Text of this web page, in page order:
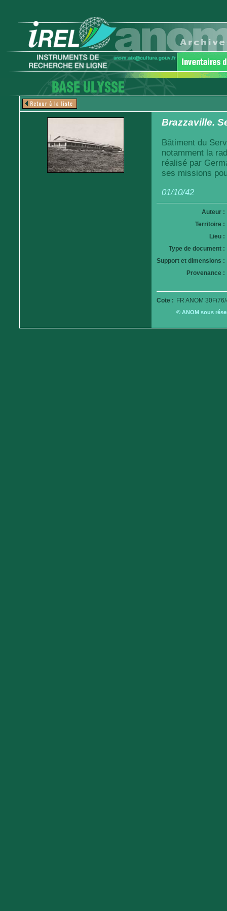
Brazzaville.
Bâtiment du
notamment la
réalisé par
ses missions
01/10/42
Auteur :
Territoire :
Lieu :
Type de document :
Support et dimensions :
Provenance :
Cote : FR ANOM
© ANOM sous